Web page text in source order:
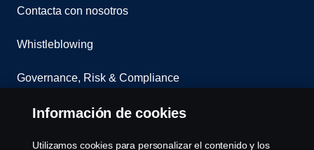
Contacta con nosotros
Whistleblowing
Governance, Risk & Compliance
Configuración de cookies
Información de cookies
Utilizamos cookies para personalizar el contenido y los